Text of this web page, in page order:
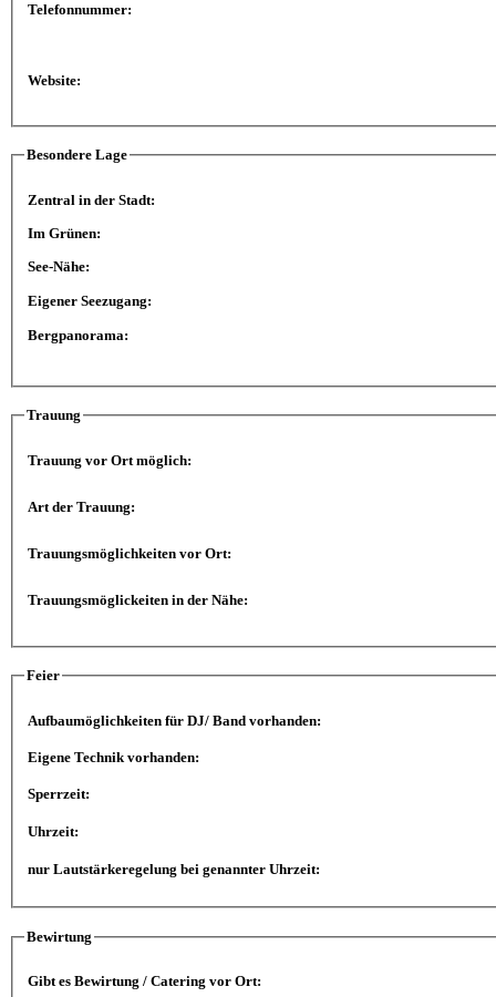
Telefonnummer:
Website:
Besondere Lage
Zentral in der Stadt:
Im Grünen:
See-Nähe:
Eigener Seezugang:
Bergpanorama:
Trauung
Trauung vor Ort möglich:
Art der Trauung:
Trauungsmöglichkeiten vor Ort:
Trauungsmöglickeiten in der Nähe:
Feier
Aufbaumöglichkeiten für DJ/ Band vorhanden:
Eigene Technik vorhanden:
Sperrzeit:
Uhrzeit:
nur Lautstärkeregelung bei genannter Uhrzeit:
Bewirtung
Gibt es Bewirtung / Catering vor Ort: